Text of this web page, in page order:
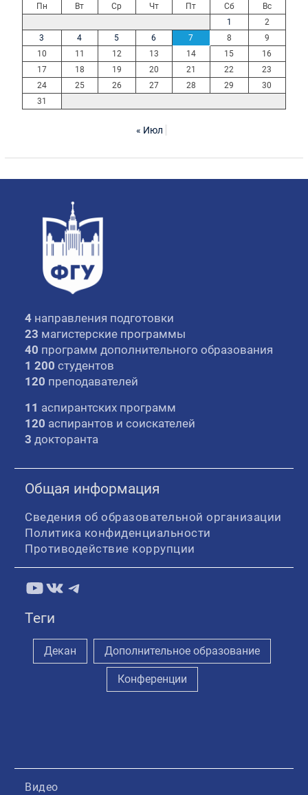
Пн Вт Ср Чт Пт Сб
Вс
1
2
3
4 5 6 7 8
9
10
11 12 13 14 15
16
17
18 19 20 21 22
23
24
25 26 27 28 29
30
31
« Июл
4 направления подготовки
23 магистерские программы
40 программ дополнительного образования
1 200 студентов
120 преподавателей
11 аспирантских программ
120 аспирантов и соискателей
3 докторанта
Общая информация
Сведения об образовательной организации
Политика конфиденциальности
Противодействие коррупции
YouTube
ВКонтакте
Telegram
Теги
Декан Дополнительное образование
Конференции
Видео